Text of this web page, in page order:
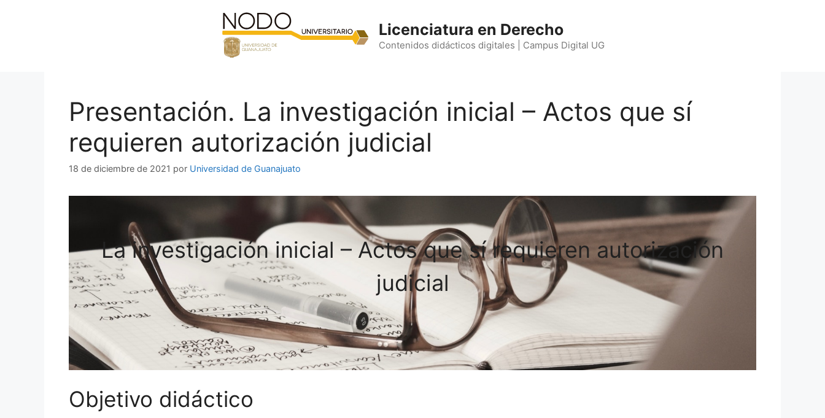
Licenciatura en Derecho
Contenidos didácticos digitales | Campus Digital UG
Presentación. La investigación inicial – Actos que sí
requieren autorización judicial
18 de diciembre de 2021 por Universidad de Guanajuato
La investigación inicial – Actos que sí requieren autorización
judicial
Objetivo didáctico